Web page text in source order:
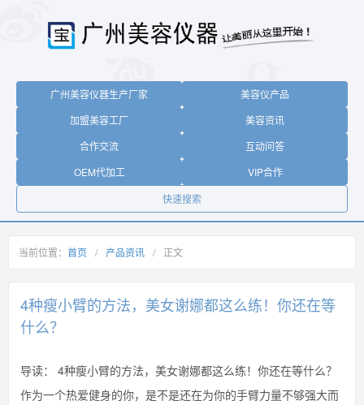
广州美容仪器生产厂家
美容仪产品
加盟美容工厂
美容资讯
合作交流
互动问答
OEM代加工
VIP合作
快速搜索
当前位置： 首页 / 产品资讯 / 正文
4种瘦小臂的方法，美女谢娜都这么练！你还在等
什么？
导读：
4种瘦小臂的方法，美女谢娜都这么练！你还在等什么？
作为一个热爱健身的你，是不是还在为你的手臂力量不够强大而